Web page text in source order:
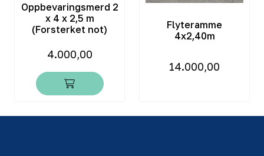
Oppbevaringsmerd 2
x 4 x 2,5 m
(Forsterket not)
4.000,00
Flyteramme
4x2,40m
14.000,00